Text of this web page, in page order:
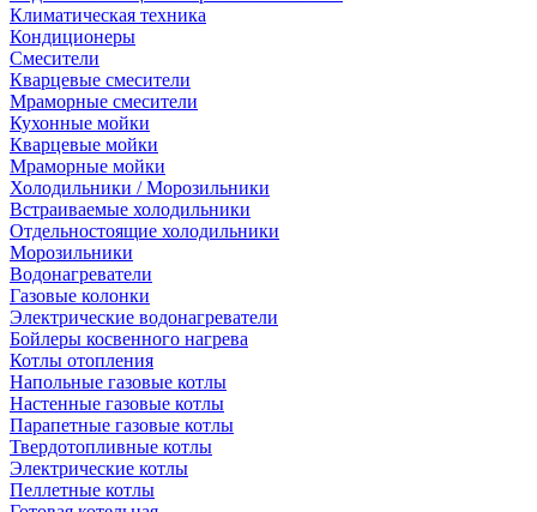
Климатическая техника
Кондиционеры
Смесители
Кварцевые смесители
Мраморные смесители
Кухонные мойки
Кварцевые мойки
Мраморные мойки
Холодильники / Морозильники
Встраиваемые холодильники
Отдельностоящие холодильники
Морозильники
Водонагреватели
Газовые колонки
Электрические водонагреватели
Бойлеры косвенного нагрева
Котлы отопления
Напольные газовые котлы
Настенные газовые котлы
Парапетные газовые котлы
Твердотопливные котлы
Электрические котлы
Пеллетные котлы